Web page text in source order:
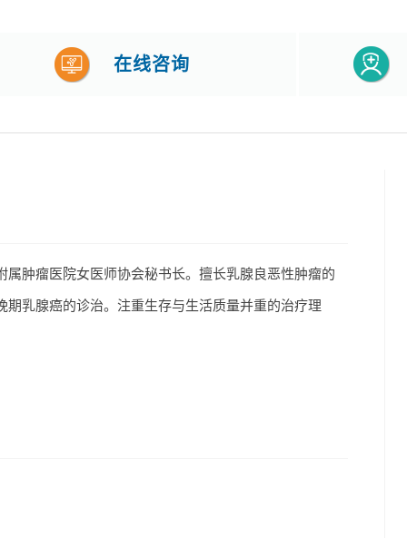
在线咨询
肿瘤医院女医师协会秘书长。擅长乳腺良恶性肿瘤的
乳腺癌的诊治。注重生存与生活质量并重的治疗理